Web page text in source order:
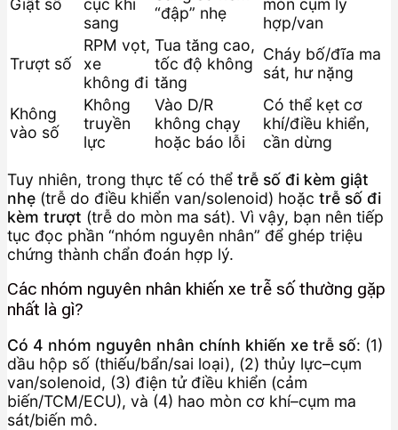
Giật số
cục khi
sang
“đập” nhẹ
mòn cụm ly
hợp/van
Trượt số
RPM vọt,
xe
không đi
Tua tăng cao,
tốc độ không
tăng
Cháy bố/đĩa ma
sát, hư nặng
Không
vào số
Không
truyền
lực
Vào D/R
không chạy
hoặc báo lỗi
Có thể kẹt cơ
khí/điều khiển,
cần dừng
Tuy nhiên, trong thực tế có thể trễ số đi kèm giật
nhẹ (trễ do điều khiển van/solenoid) hoặc trễ số đi
kèm trượt (trễ do mòn ma sát). Vì vậy, bạn nên tiếp
tục đọc phần “nhóm nguyên nhân” để ghép triệu
chứng thành chẩn đoán hợp lý.
Các nhóm nguyên nhân khiến xe trễ số thường gặp
nhất là gì?
Có 4 nhóm nguyên nhân chính khiến xe trễ số: (1)
dầu hộp số (thiếu/bẩn/sai loại), (2) thủy lực–cụm
van/solenoid, (3) điện tử điều khiển (cảm
biến/TCM/ECU), và (4) hao mòn cơ khí–cụm ma
sát/biến mô.